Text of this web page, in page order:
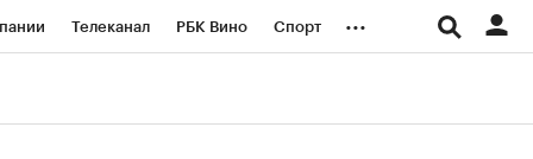
Телеканал РБК Вино Спорт ...